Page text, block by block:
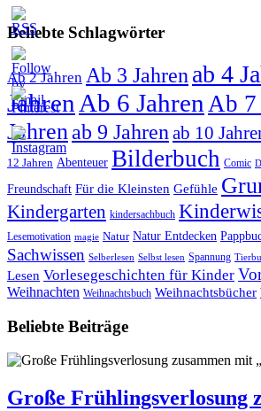
Beliebte Schlagwörter
Ab 2 Jahren Ab 3 Jahren ab 4
Jahren Ab 6 Jahren Ab 7
Jahrenab 9 Jahren ab 10
12 Jahren Abenteuer Bilderbuch Comic
Freundschaft Für die Kleinsten Gefühle
Kindergarten kindersachbuch
Lesemotivation magie Natur Natur Entdecken
Sachwissen Selberlesen Selbst lesen Spannung
Lesen Vorlesegeschichten für Kinder
Weihnachten Weihnachtsbuch Weihnachtsbücher
Beliebte Beiträge
Große Frühlingsverlosung